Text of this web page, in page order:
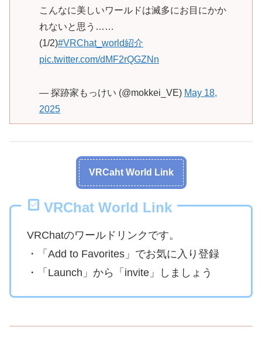
こんなに美しいワールドは滅多にお目にかか
れないと思う……
(1/2)#VRChat_world紹介
pic.twitter.com/dMF2rQGZNn
— 探跡家もっけい (@mokkei_VE) May 18,
2025
VRCaht World Link
VRChat World Link
VRChatのワールドリンクです。
・「Add to Favorites」でお気に入り登録
・「Launch」から「invite」しましょう